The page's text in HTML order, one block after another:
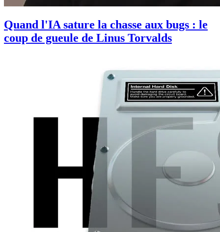
Quand l'IA sature la chasse aux bugs : le
coup de gueule de Linus Torvalds